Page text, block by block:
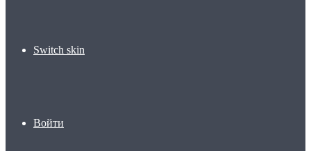
Switch skin
Войти